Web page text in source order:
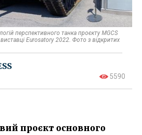
перспективного танка проєкту MGCS
виставці Eurosatory 2022. Фото з відкритих
5590
проєкт основного